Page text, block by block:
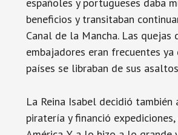
beneficios y transitaban
Canal de la Mancha. Las quejas
embajadores eran frecuentes ya
países se libraban de sus
La Reina Isabel decidió también
piratería y financió